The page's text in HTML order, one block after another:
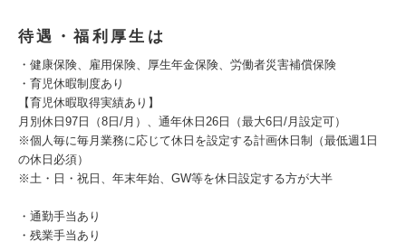
待遇・福利厚生は
・健康保険、雇用保険、厚生年金保険、労働者災害補償保険
・育児休暇制度あり
【育児休暇取得実績あり】
月別休日97日（8日/月）、通年休日26日（最大6日/月設定可）
※個人毎に毎月業務に応じて休日を設定する計画休日制（最低週1日
の休日必須）
※土・日・祝日、年末年始、GW等を休日設定する方が大半
・通勤手当あり
・残業手当あり